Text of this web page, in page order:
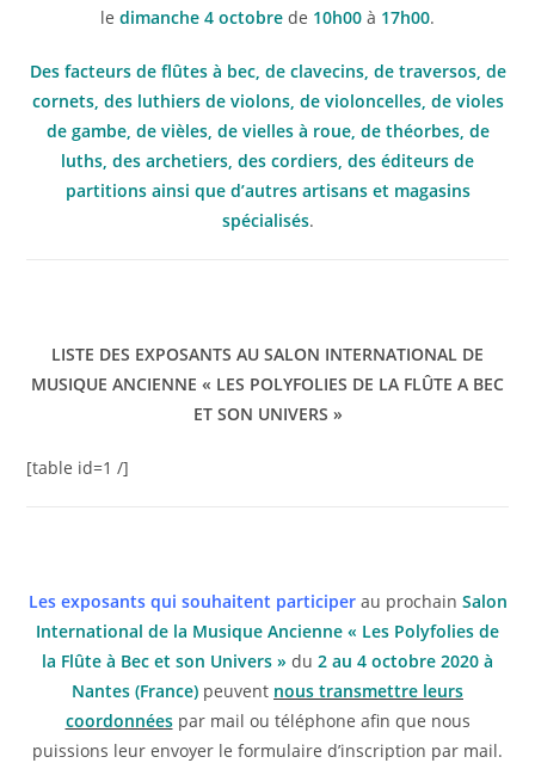
le dimanche 4 octobre de 10h00 à 17h00.
Des facteurs de flûtes à bec, de clavecins, de traversos, de
cornets, des luthiers de violons, de violoncelles, de violes
de gambe, de vièles, de vielles à roue, de théorbes, de
luths, des archetiers, des cordiers, des éditeurs de
partitions ainsi que d’autres artisans et magasins
spécialisés.
LISTE DES EXPOSANTS AU SALON INTERNATIONAL DE
MUSIQUE ANCIENNE « LES POLYFOLIES DE LA FLÛTE A BEC
ET SON UNIVERS »
[table id=1 /]
Les exposants qui souhaitent participerau prochain Salon
International de la Musique Ancienne « Les Polyfolies de
la Flûte à Bec et son Univers » du 2 au 4 octobre 2020 à
Nantes (France) peuvent nous transmettre leurs
coordonnéespar mail ou téléphone afin que nous
puissions leur envoyer le formulaire d’inscription par mail.